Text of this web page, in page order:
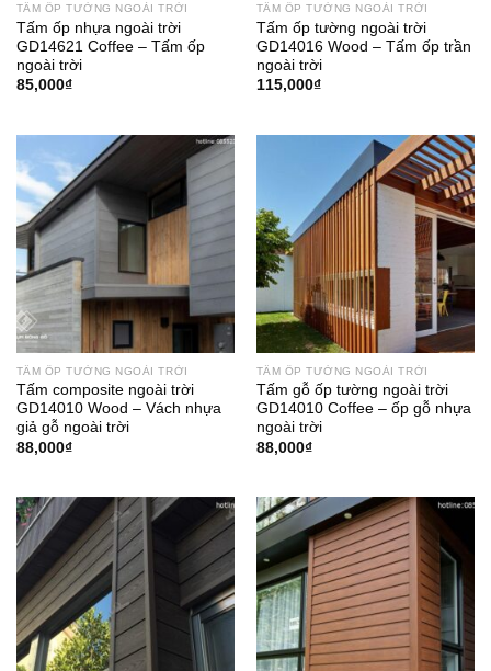
TẤM ỐP TƯỜNG NGOÀI TRỜI
Tấm ốp nhựa ngoài trời
GD14621 Coffee – Tấm ốp
ngoài trời
85,000₫
TẤM ỐP TƯỜNG NGOÀI TRỜI
Tấm ốp tường ngoài trời
GD14016 Wood – Tấm ốp trần
ngoài trời
115,000₫
TẤM ỐP TƯỜNG NGOÀI TRỜI
Tấm composite ngoài trời
GD14010 Wood – Vách nhựa
giả gỗ ngoài trời
88,000₫
TẤM ỐP TƯỜNG NGOÀI TRỜI
Tấm gỗ ốp tường ngoài trời
GD14010 Coffee – ốp gỗ nhựa
ngoài trời
88,000₫